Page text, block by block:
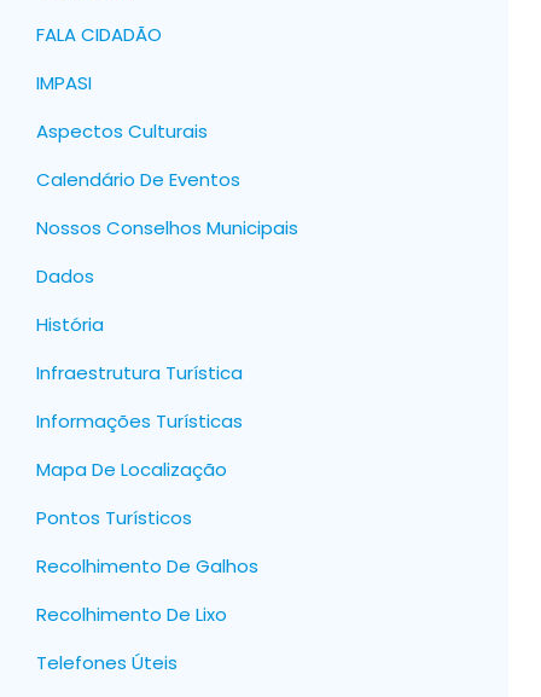
FALA CIDADÃO
IMPASI
Aspectos Culturais
Calendário De Eventos
Nossos Conselhos Municipais
Dados
História
Infraestrutura Turística
Informações Turísticas
Mapa De Localização
Pontos Turísticos
Recolhimento De Galhos
Recolhimento De Lixo
Telefones Úteis